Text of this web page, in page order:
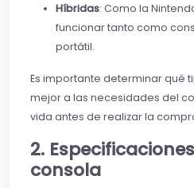
Híbridas: Como la
funcionar tanto como
portátil.
Es importante determinar qué
mejor a las necesidades del
vida antes de realizar la
2.
consola